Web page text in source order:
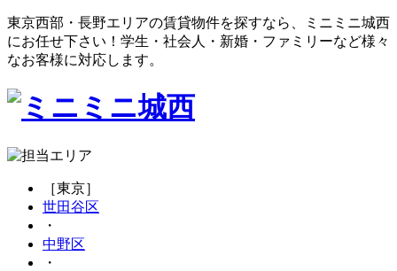
東京西部・長野エリアの賃貸物件を探すなら、ミニミニ城西
にお任せ下さい！学生・社会人・新婚・ファミリーなど様々
なお客様に対応します。
［東京］
世田谷区
・
中野区
・